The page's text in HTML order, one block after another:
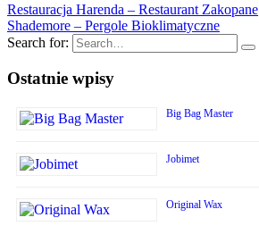
Restauracja Harenda – Restaurant Zakopane
Shademore – Pergole Bioklimatyczne
Search for:
Ostatnie wpisy
Big Bag Master
Jobimet
Original Wax